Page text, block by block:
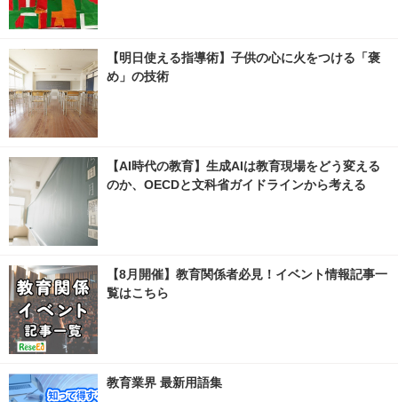
【明日使える指導術】子供の心に火をつける「褒
め」の技術
【AI時代の教育】生成AIは教育現場をどう変える
のか、OECDと文科省ガイドラインから考える
【8月開催】教育関係者必見！イベント情報記事一
覧はこちら
教育業界 最新用語集